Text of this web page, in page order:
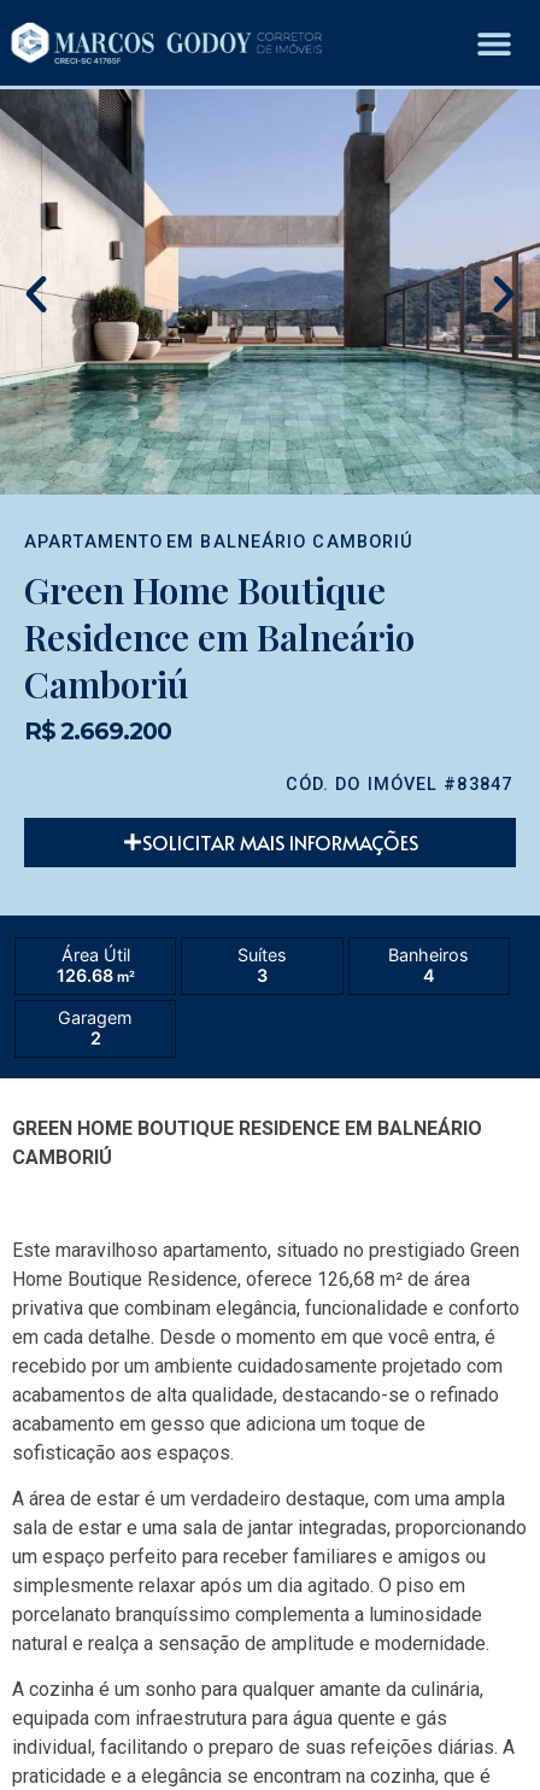
APARTAMENTO EM BALNEÁRIO CAMBORIÚ
Green Home Boutique
Residence em Balneário
Camboriú
R$ 2.669.200
CÓD. DO IMÓVEL #83847
SOLICITAR MAIS INFORMAÇÕES
Área Útil
126.68m²
Suítes
3
Banheiros
4
Garagem
2
GREEN HOME BOUTIQUE RESIDENCE EM BALNEÁRIO
CAMBORIÚ
Este maravilhoso apartamento, situado no prestigiado Green
Home Boutique Residence, oferece 126,68 m² de área
privativa que combinam elegância, funcionalidade e conforto
em cada detalhe. Desde o momento em que você entra, é
recebido por um ambiente cuidadosamente projetado com
acabamentos de alta qualidade, destacando-se o refinado
acabamento em gesso que adiciona um toque de
sofisticação aos espaços.
A área de estar é um verdadeiro destaque, com uma ampla
sala de estar e uma sala de jantar integradas, proporcionando
um espaço perfeito para receber familiares e amigos ou
simplesmente relaxar após um dia agitado. O piso em
porcelanato branquíssimo complementa a luminosidade
natural e realça a sensação de amplitude e modernidade.
A cozinha é um sonho para qualquer amante da culinária,
equipada com infraestrutura para água quente e gás
individual, facilitando o preparo de suas refeições diárias. A
praticidade e a elegância se encontram na cozinha, que é